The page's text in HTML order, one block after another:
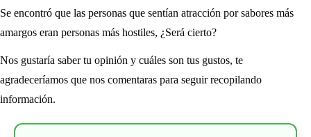
Se encontró que las personas que sentían atracción por sabores más
amargos eran personas más hostiles, ¿Será cierto?
Nos gustaría saber tu opinión y cuáles son tus gustos, te
agradeceríamos que nos comentaras para seguir recopilando
información.